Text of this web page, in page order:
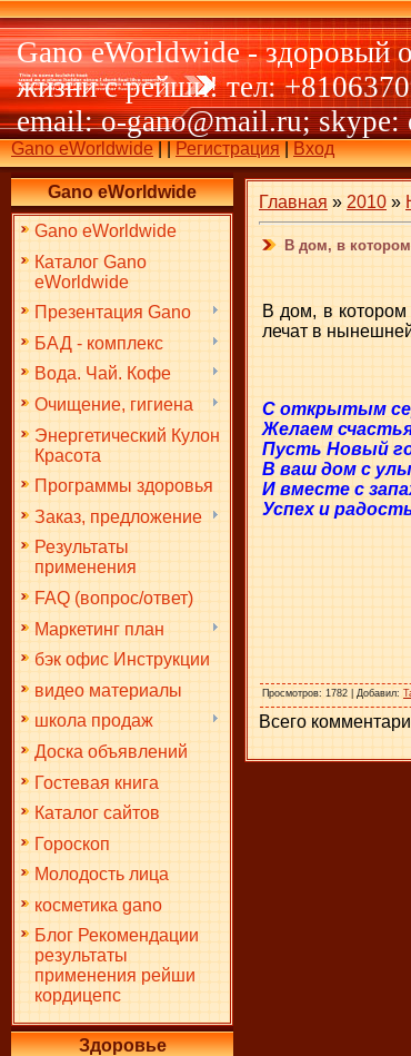
Gano eWorldwide - здоровый
жизни с рейши! тел:
email: o-gano@mail.ru;
Gano eWorldwide||Регистрация|Вход
Gano eWorldwide
Gano eWorldwide
Каталог Gano
eWorldwide
Презентация Gano
БАД - комплекс
Вода. Чай. Кофе
Очищение, гигиена
Энергетический Кулон
Красота
Программы здоровья
Заказ, предложение
Результаты
применения
FAQ (вопрос/ответ)
Маркетинг план
бэк офис Инструкции
видео материалы
школа продаж
Доска объявлений
Гостевая книга
Каталог сайтов
Гороскоп
Молодость лица
косметика gano
Блог Рекомендации
результаты
применения рейши
кордицепс
Здоровье
Главная » 2010 »
В дом, в
В дом, в котором
лечат в
C открытым
Желаем
Пусть Новый
В ваш дом с
И вместе с
Успех и
Просмотров: 1782 | Добавил:
Всего